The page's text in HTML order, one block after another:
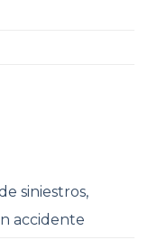
siniestros,
accidente